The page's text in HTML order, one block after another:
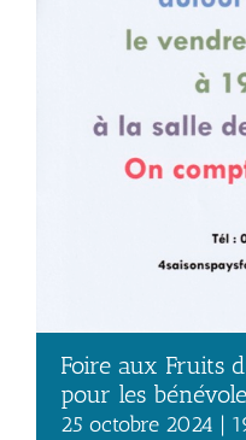
Foire aux Fruits
pour les
25 octobre 2024 |